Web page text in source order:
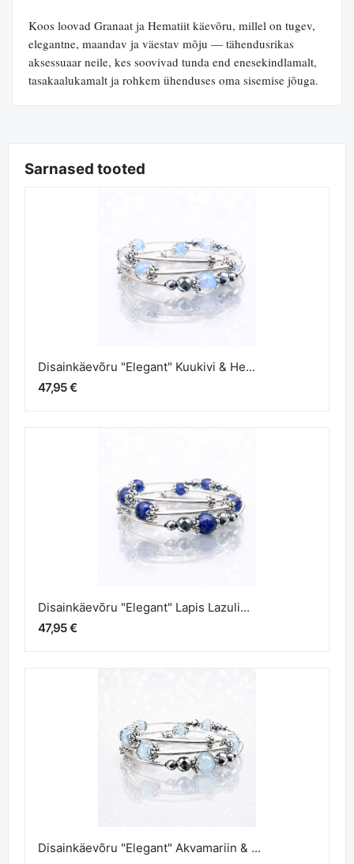
Koos loovad Granaat ja Hematiit käevõru, millel on tugev,
elegantne, maandav ja väestav mõju — tähendusrikas
aksessuaar neile, kes soovivad tunda end enesekindlamalt,
tasakaalukamalt ja rohkem ühenduses oma sisemise jõuga.
Sarnased tooted
Disainkäevõru "Elegant" Kuukivi & He...
47,95 €
Disainkäevõru "Elegant" Lapis Lazuli...
47,95 €
Disainkäevõru "Elegant" Akvamariin & ...